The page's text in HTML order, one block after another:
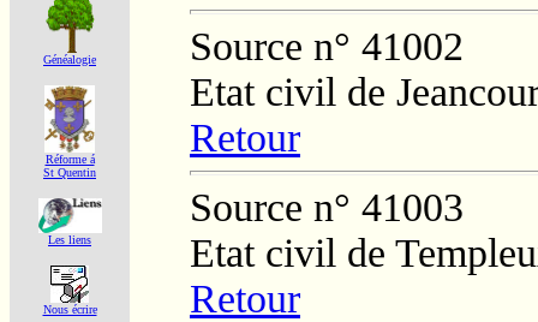
Généalogie
Réforme á
St Quentin
Les liens
Nous écrire
Source n° 41002
Etat civil de
Retour
Source n° 41003
Etat civil de
Retour